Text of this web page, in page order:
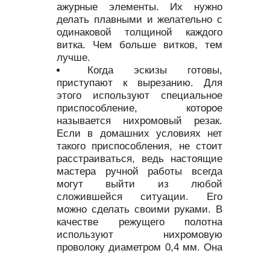
ажурные элементы. Их нужно
делать плавными и желательно с
одинаковой толщиной каждого
витка. Чем больше витков, тем
лучше.
Когда эскизы готовы,
приступают к вырезанию. Для
этого используют специальное
приспособление, которое
называется нихромовый резак.
Если в домашних условиях нет
такого приспособления, не стоит
расстраиваться, ведь настоящие
мастера ручной работы всегда
могут выйти из любой
сложившейся ситуации. Его
можно сделать своими руками. В
качестве режущего полотна
используют нихромовую
проволоку диаметром 0,4 мм. Она